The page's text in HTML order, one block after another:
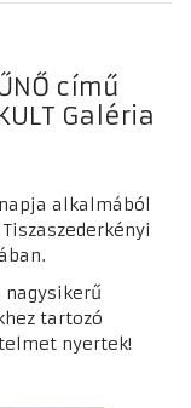
című
Galéria
alkalmából
tartozó
nyertek!